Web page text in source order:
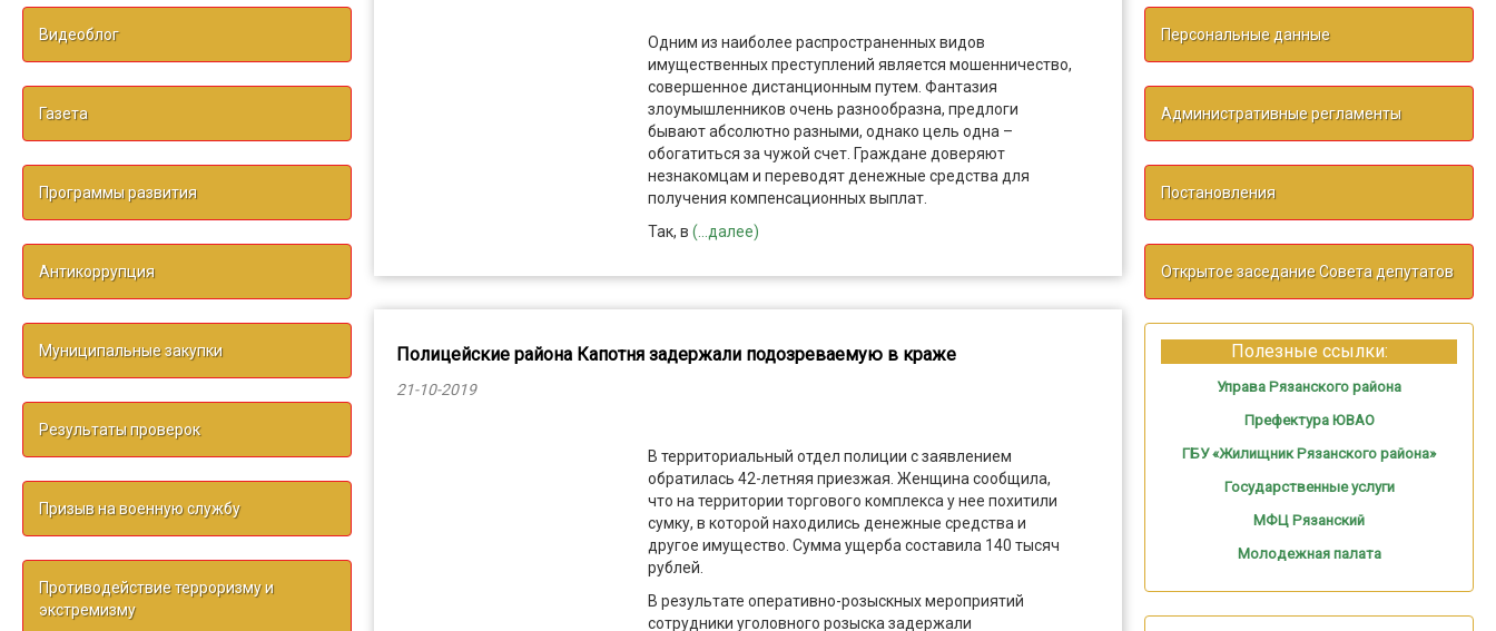
Видеоблог
Газета
Программы развития
Антикоррупция
Муниципальные закупки
Результаты проверок
Призыв на военную службу
Противодействие терроризму и
экстремизму
Одним из наиболее распространенных видов
имущественных преступлений является мошенничество,
совершенное дистанционным путем. Фантазия
злоумышленников очень разнообразна, предлоги
бывают абсолютно разными, однако цель одна –
обогатиться за чужой счет. Граждане доверяют
незнакомцам и переводят денежные средства для
получения компенсационных выплат.
Так, в (...далее)
Полицейские района Капотня задержали подозреваемую в краже
21-10-2019
В территориальный отдел полиции с заявлением
обратилась 42-летняя приезжая. Женщина сообщила,
что на территории торгового комплекса у нее похитили
сумку, в которой находились денежные средства и
другое имущество. Сумма ущерба составила 140 тысяч
рублей.
В результате оперативно-розыскных мероприятий
сотрудники уголовного розыска задержали
Персональные данные
Административные регламенты
Постановления
Открытое заседание Совета депутатов
Полезные ссылки:
Управа Рязанского района
Префектура ЮВАО
ГБУ «Жилищник Рязанского района»
Государственные услуги
МФЦ Рязанский
Молодежная палата